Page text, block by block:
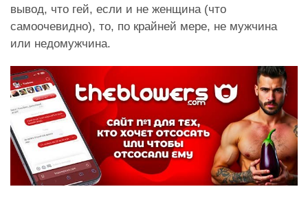
вывод, что гей, если и не женщина (что
самоочевидно), то, по крайней мере, не мужчина
или недомужчина.